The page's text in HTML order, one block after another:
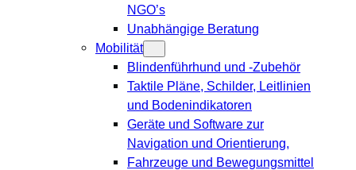
NGO’s
Unabhängige Beratung
Mobilität
Blindenführhund und -Zubehör
Taktile Pläne, Schilder, Leitlinien
und Bodenindikatoren
Geräte und Software zur
Navigation und Orientierung,
Fahrzeuge und Bewegungsmittel